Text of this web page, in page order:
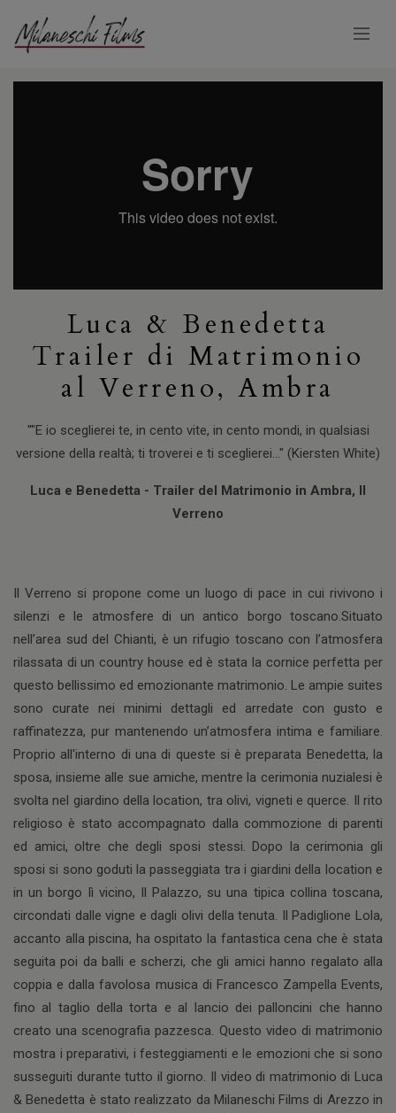
Luca & Benedetta
Trailer di Matrimonio
al Verreno, Ambra
""E io sceglierei te, in cento vite, in cento mondi, in qualsiasi
versione della realtà; ti troverei e ti sceglierei..." (Kiersten White)
Luca e Benedetta - Trailer del Matrimonio in Ambra, Il
Verreno
Il Verreno si propone come un luogo di pace in cui rivivono i
silenzi e le atmosfere di un antico borgo toscano.Situato
nell’area sud del Chianti, è un rifugio toscano con l’atmosfera
rilassata di un country house ed è stata la cornice perfetta per
questo bellissimo ed emozionante matrimonio. Le ampie suites
sono curate nei minimi dettagli ed arredate con gusto e
raffinatezza, pur mantenendo un’atmosfera intima e familiare.
Proprio all'interno di una di queste si è preparata Benedetta, la
sposa, insieme alle sue amiche, mentre la cerimonia nuzialesi è
svolta nel giardino della location, tra olivi, vigneti e querce. Il rito
religioso è stato accompagnato dalla commozione di parenti
ed amici, oltre che degli sposi stessi. Dopo la cerimonia gli
sposi si sono goduti la passeggiata tra i giardini della location e
in un borgo lì vicino, Il Palazzo, su una tipica collina toscana,
circondati dalle vigne e dagli olivi della tenuta. Il Padiglione Lola,
accanto alla piscina, ha ospitato la fantastica cena che è stata
seguita poi da balli e scherzi, che gli amici hanno regalato alla
coppia e dalla favolosa musica di Francesco Zampella Events,
fino al taglio della torta e al lancio dei palloncini che hanno
creato una scenografia pazzesca. Questo video di matrimonio
mostra i preparativi, i festeggiamenti e le emozioni che si sono
susseguiti durante tutto il giorno. Il video di matrimonio di Luca
& Benedetta è stato realizzato da Milaneschi Films di Arezzo in